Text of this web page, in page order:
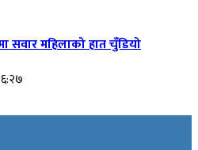
सवार महिलाको हात चुँडियो